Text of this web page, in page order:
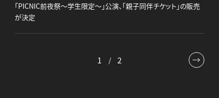
「PICNIC前夜祭～学生限定～」公演、「親子同伴チケット」の販売
が決定
1 2